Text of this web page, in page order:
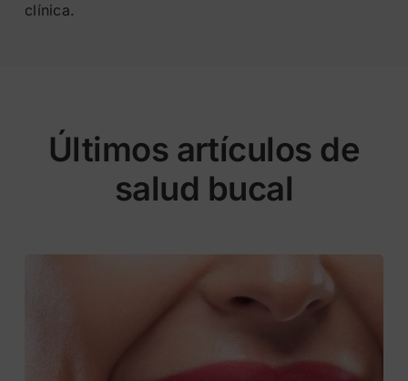
clínica.
Últimos artículos de
salud bucal